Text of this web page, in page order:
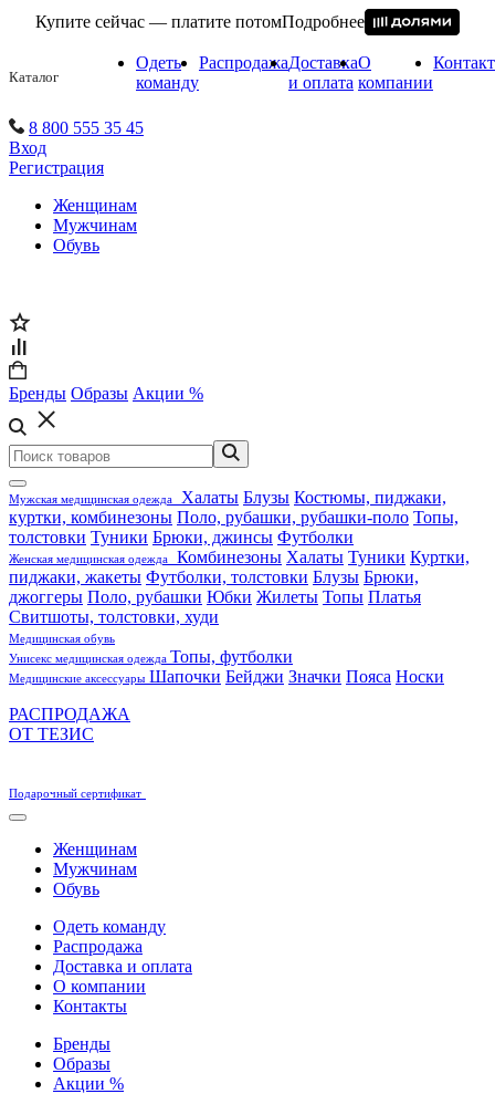
Купите сейчас — платите потомПодробнее
Каталог
Одеть
команду
РаспродажаДоставка
и оплата
О
компании
8 800 555 35 45
Вход
Регистрация
Женщинам
Мужчинам
Обувь
Бренды Образы Акции %
Мужская медицинская одежда Халаты Блузы Костюмы, пиджаки,
куртки, комбинезоны Поло, рубашки, рубашки-поло Топы,
толстовки Туники Брюки, джинсы Футболки
Женская медицинская одежда Комбинезоны Халаты Туники Куртки,
пиджаки, жакеты Футболки, толстовки Блузы Брюки,
джоггеры Поло, рубашки Юбки Жилеты Топы Платья
Свитшоты, толстовки, худи
Медицинская обувь
Унисекс медицинская одежда Топы, футболки
Медицинские аксессуары Шапочки Бейджи Значки Пояса Носки
РАСПРОДАЖА
ОТ ТЕЗИС
Подарочный сертификат
Женщинам
Мужчинам
Обувь
Одеть команду
Распродажа
Доставка и оплата
О компании
Контакты
Бренды
Образы
Акции %